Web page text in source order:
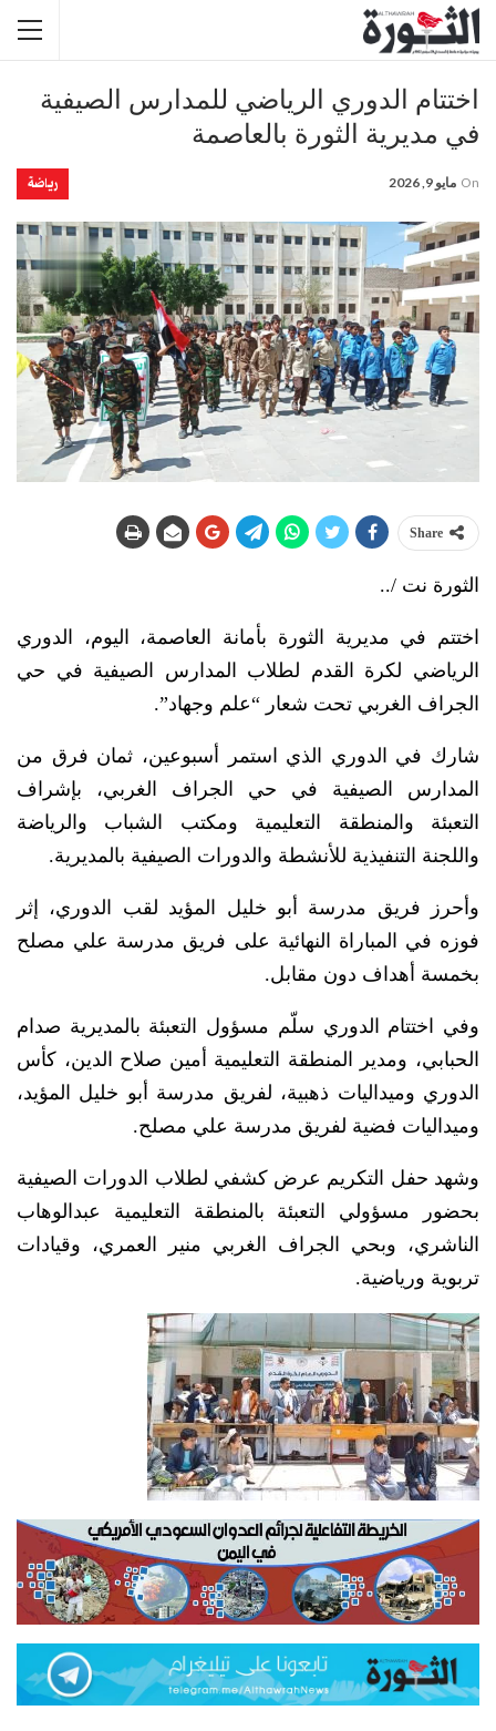
اختتام الدوري الرياضي للمدارس الصيفية
في مديرية الثورة بالعاصمة
رياضة On مايو 9, 2026
Share
الثورة نت /..
اختتم في مديرية الثورة بأمانة العاصمة، اليوم، الدوري
الرياضي لكرة القدم لطلاب المدارس الصيفية في حي
الجراف الغربي تحت شعار “علم وجهاد”.
شارك في الدوري الذي استمر أسبوعين، ثمان فرق من
المدارس الصيفية في حي الجراف الغربي، بإشراف
التعبئة والمنطقة التعليمية ومكتب الشباب والرياضة
واللجنة التنفيذية للأنشطة والدورات الصيفية بالمديرية.
وأحرز فريق مدرسة أبو خليل المؤيد لقب الدوري، إثر
فوزه في المباراة النهائية على فريق مدرسة علي مصلح
بخمسة أهداف دون مقابل.
وفي اختتام الدوري سلّم مسؤول التعبئة بالمديرية صدام
الحبابي، ومدير المنطقة التعليمية أمين صلاح الدين، كأس
الدوري وميداليات ذهبية، لفريق مدرسة أبو خليل المؤيد،
وميداليات فضية لفريق مدرسة علي مصلح.
وشهد حفل التكريم عرض كشفي لطلاب الدورات الصيفية
بحضور مسؤولي التعبئة بالمنطقة التعليمية عبدالوهاب
الناشري، وبحي الجراف الغربي منير العمري، وقيادات
تربوية ورياضية.